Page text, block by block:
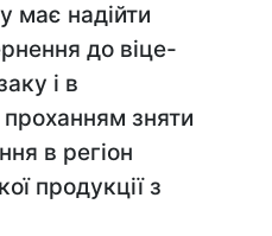
має надійти
до віце-
і в
проханням зняти
в регіон
продукції з